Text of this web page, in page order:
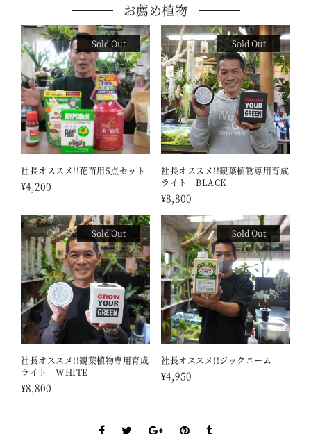
お薦め植物
Sold Out
社長オススメ!!花苗用5点セット
¥4,200
Sold Out
社長オススメ!!観葉植物専用育成
ライト BLACK
¥8,800
Sold Out
社長オススメ!!観葉植物専用育成
ライト WHITE
¥8,800
Sold Out
社長オススメ!!ジックニーム
¥4,950